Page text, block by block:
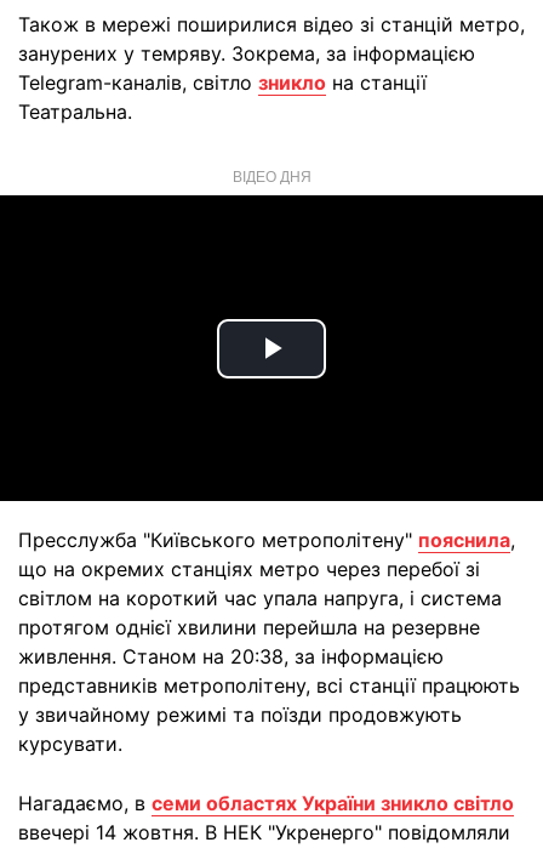
Також в мережі поширилися відео зі станцій метро,
занурених у темряву. Зокрема, за інформацією
Telegram-каналів, світло зникло на станції
Театральна.
ВІДЕО ДНЯ
Play
Пресслужба "Київського метрополітену" пояснила,
що на окремих станціях метро через перебої зі
світлом на короткий час упала напруга, і система
протягом однієї хвилини перейшла на резервне
живлення. Станом на 20:38, за інформацією
представників метрополітену, всі станції працюють
у звичайному режимі та поїзди продовжують
курсувати.
Нагадаємо, в семи областях України зникло світло
ввечері 14 жовтня. В НЕК "Укренерго" повідомляли